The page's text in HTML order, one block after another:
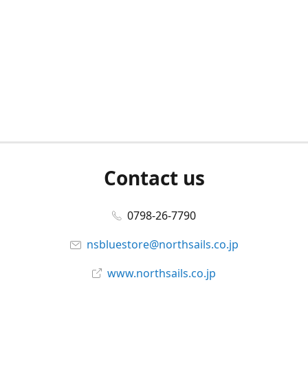
Contact us
0798-26-7790
nsbluestore@northsails.co.jp
www.northsails.co.jp